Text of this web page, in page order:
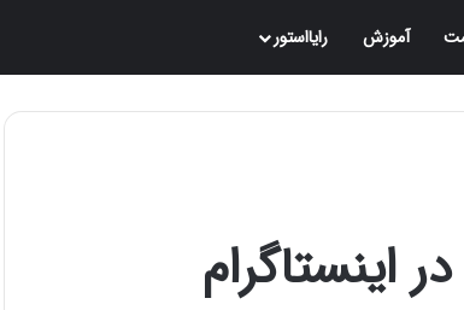
آموزش رایااستور
اینستاگرام